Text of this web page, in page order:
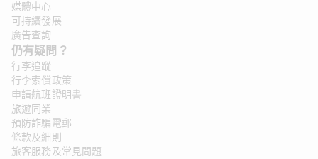
媒體中心
可持續發展
廣告查詢
仍有疑問？
行李追蹤
行李索償政策
申請航班證明書
旅遊同業
預防詐騙電郵
條款及細則
旅客服務及常見問題